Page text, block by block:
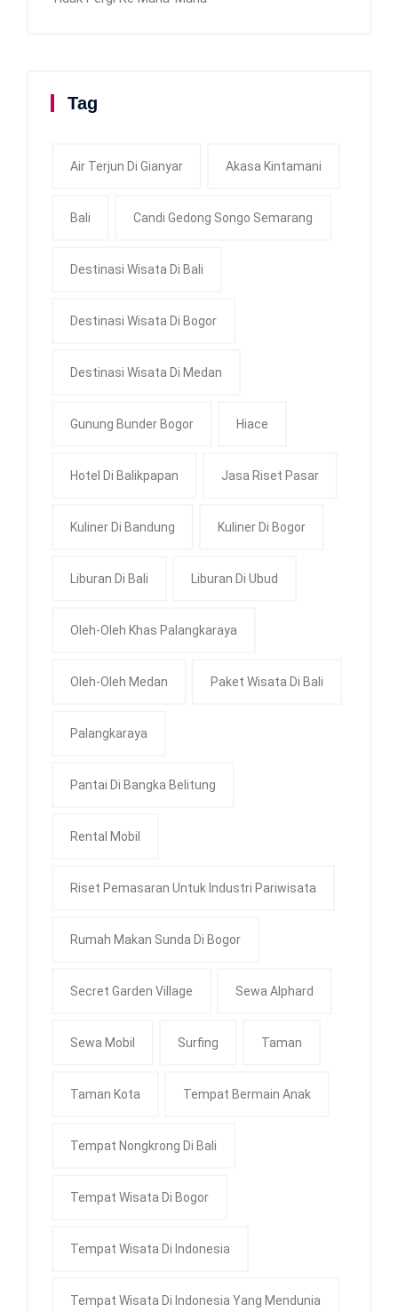
Tag
Air Terjun Di Gianyar Akasa Kintamani
Bali Candi Gedong Songo Semarang
Destinasi Wisata Di Bali
Destinasi Wisata Di Bogor
Destinasi Wisata Di Medan
Gunung Bunder Bogor Hiace
Hotel Di Balikpapan Jasa Riset Pasar
Kuliner Di Bandung Kuliner Di Bogor
Liburan Di Bali Liburan Di Ubud
Oleh-Oleh Khas Palangkaraya
Oleh-Oleh Medan Paket Wisata Di Bali
Palangkaraya
Pantai Di Bangka Belitung
Rental Mobil
Riset Pemasaran Untuk Industri Pariwisata
Rumah Makan Sunda Di Bogor
Secret Garden Village Sewa Alphard
Sewa Mobil Surfing Taman
Taman Kota Tempat Bermain Anak
Tempat Nongkrong Di Bali
Tempat Wisata Di Bogor
Tempat Wisata Di Indonesia
Tempat Wisata Di Indonesia Yang Mendunia